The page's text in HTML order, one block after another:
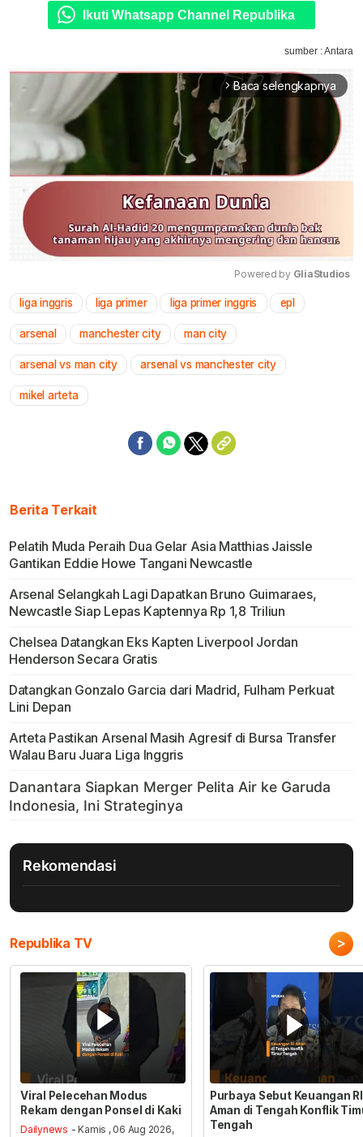
Ikuti Whatsapp Channel Republika
sumber : Antara
arrow_forward_ios Baca selengkapnya
Mute
Powered by GliaStudios
liga inggris liga primer liga primer inggris epl
arsenal manchester city man city
arsenal vs man city arsenal vs manchester city
mikel arteta
Berita Terkait
Pelatih Muda Peraih Dua Gelar Asia Matthias Jaissle
Gantikan Eddie Howe Tangani Newcastle
Arsenal Selangkah Lagi Dapatkan Bruno Guimaraes,
Newcastle Siap Lepas Kaptennya Rp 1,8 Triliun
Chelsea Datangkan Eks Kapten Liverpool Jordan
Henderson Secara Gratis
Datangkan Gonzalo Garcia dari Madrid, Fulham Perkuat
Lini Depan
Arteta Pastikan Arsenal Masih Agresif di Bursa Transfer
Walau Baru Juara Liga Inggris
Rekomendasi
Republika TV >
Viral Pelecehan Modus
Rekam dengan Ponsel di Kaki
Dailynews - Kamis , 06 Aug 2026,
Purbaya Sebut Keuangan RI
Aman di Tengah Konflik
Tengah